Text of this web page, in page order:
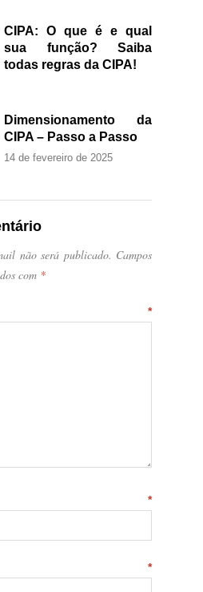
CIPA: O que é e qual
sua função? Saiba
todas regras da CIPA!
Dimensionamento da
CIPA – Passo a Passo
14 de fevereiro de 2025
não será publicado. Campos
com *
*
*
*